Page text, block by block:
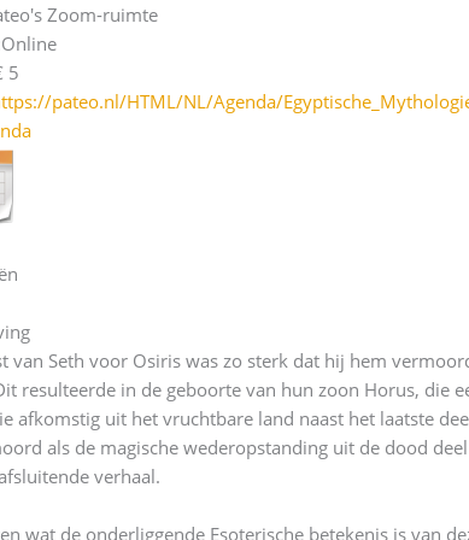
Zoom-ruimte
Online
5
pateo.nl/HTML/NL/Agenda/
van Seth voor Osiris was zo sterk dat hij hem
resulteerde in de geboorte van hun zoon Horus, die
afkomstig uit het vruchtbare land naast het laatste
als de magische wederopstanding uit de dood
verhaal.
wat de onderliggende Esoterische betekenis is van